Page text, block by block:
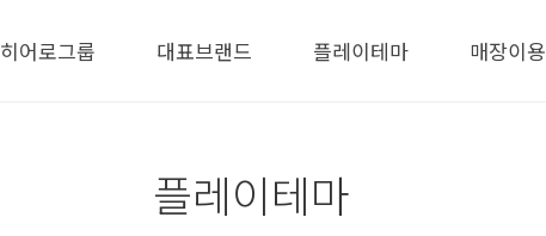
히어로그룹 대표브랜드 플레이테마 매장이용
플레이테마